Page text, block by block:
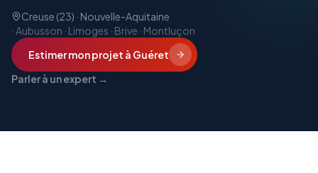
Creuse (23) · Nouvelle-Aquitaine
·Aubusson · Limoges · Brive · Montluçon
Estimer mon projet à Guéret
Parler à un expert →